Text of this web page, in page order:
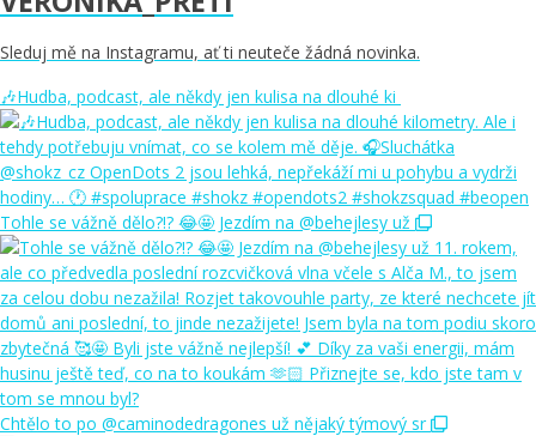
Sleduj mě na Instagramu, ať ti neuteče žádná novinka.
🎶Hudba, podcast, ale někdy jen kulisa na dlouhé ki
Tohle se vážně dělo?!? 😂🤩 Jezdím na @behejlesy už
Chtělo to po @caminodedragones už nějaký týmový sr